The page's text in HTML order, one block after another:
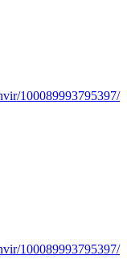
100089993795397/
100089993795397/